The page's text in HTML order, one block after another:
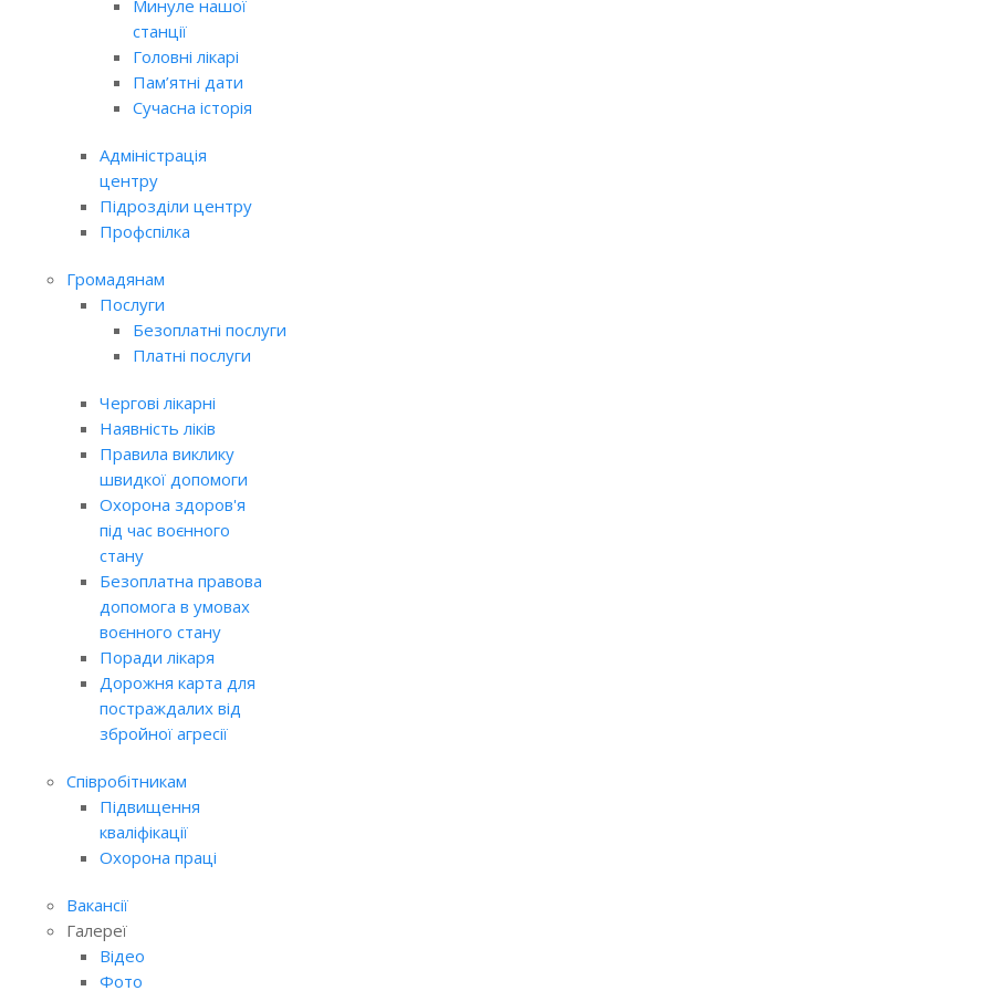
Минуле нашої
станції
Головні лікарі
Пам’ятні дати
Сучасна історія
Адміністрація
центру
Підрозділи центру
Профспілка
Громадянам
Послуги
Безоплатні послуги
Платні послуги
Чергові лікарні
Наявність ліків
Правила виклику
швидкої допомоги
Охорона здоров'я
під час воєнного
стану
Безоплатна правова
допомога в умовах
воєнного стану
Поради лікаря
Дорожня карта для
постраждалих від
збройної агресії
Співробітникам
Підвищення
кваліфікації
Охорона праці
Вакансії
Галереї
Відео
Фото